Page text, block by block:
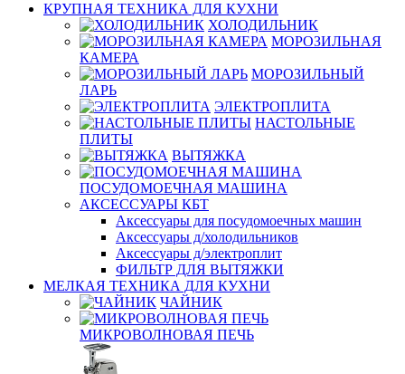
КРУПНАЯ ТЕХНИКА ДЛЯ КУХНИ
ХОЛОДИЛЬНИК
МОРОЗИЛЬНАЯ
КАМЕРА
МОРОЗИЛЬНЫЙ
ЛАРЬ
ЭЛЕКТРОПЛИТА
НАСТОЛЬНЫЕ
ПЛИТЫ
ВЫТЯЖКА
ПОСУДОМОЕЧНАЯ МАШИНА
АКСЕССУАРЫ КБТ
Аксессуары для посудомоечных машин
Аксессуары д/холодильников
Аксессуары д/электроплит
ФИЛЬТР ДЛЯ ВЫТЯЖКИ
МЕЛКАЯ ТЕХНИКА ДЛЯ КУХНИ
ЧАЙНИК
МИКРОВОЛНОВАЯ ПЕЧЬ